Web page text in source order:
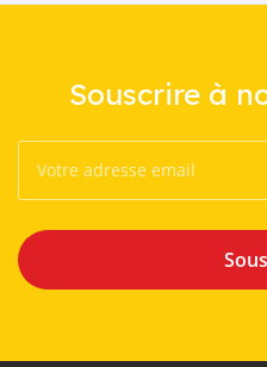
Souscrire à